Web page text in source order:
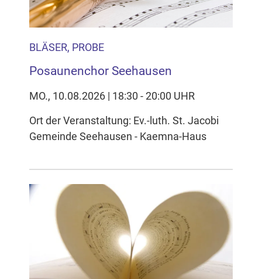
BLÄSER, PROBE
Posaunenchor Seehausen
MO., 10.08.2026 | 18:30 - 20:00 UHR
Ort der Veranstaltung: Ev.-luth. St. Jacobi
Gemeinde Seehausen - Kaemna-Haus